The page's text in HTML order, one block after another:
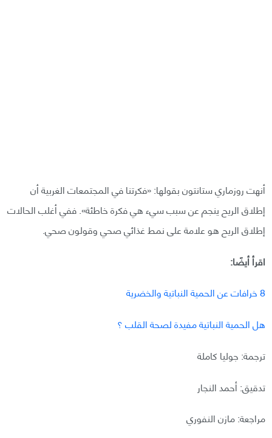
أنهت روزماري ستانتون بقولها: «فكرتنا في المجتمعات الغربية أن
إطلاق الريح ينجم عن سبب سيء هي فكرة خاطئة». ففي أغلب الحالات
إطلاق الريح هو علامة على نمط غذائي صحي وقولون صحي.
اقرأ أيضًا:
8 خرافات عن الحمية النباتية والخضرية
هل الحمية النباتية مفيدة لصحة القلب ؟
ترجمة: جوليا كاملة
تدقيق: أحمد النجار
مراجعة: مازن النفوري